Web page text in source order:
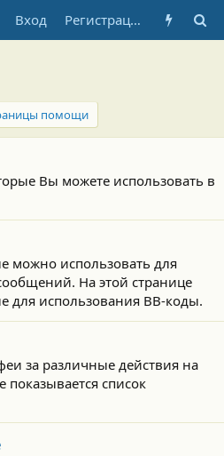
Вход Регистрация
помощи
Вы можете использовать в
можно использовать для
На этой странице
для использования BB-коды.
за различные действия на
показывается список